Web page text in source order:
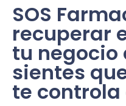
SOS
recuperar
tu negocio
sientes
te controla